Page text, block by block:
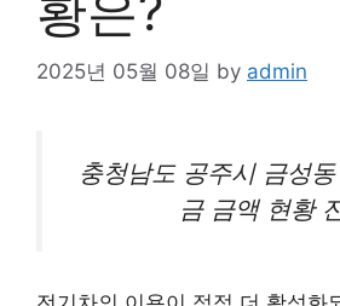
2025년 05월 08일 by admin
충청남도 공주시 금성
금 금액 현황